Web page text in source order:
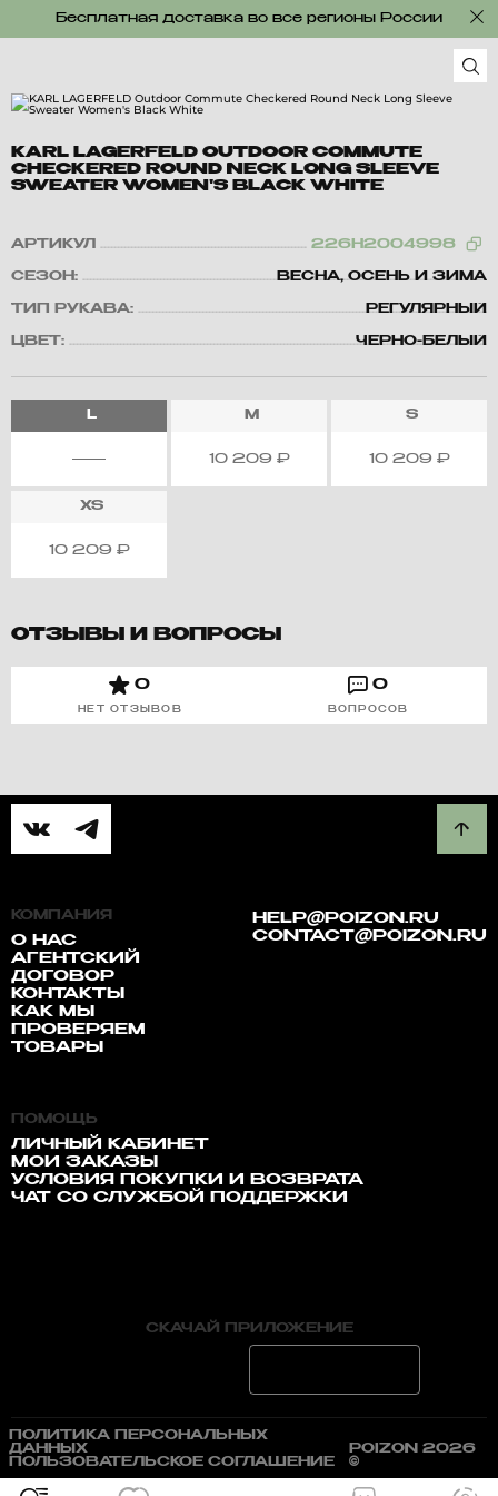
Бесплатная доставка во все регионы России
KARL LAGERFELD OUTDOOR COMMUTE
CHECKERED ROUND NECK LONG SLEEVE
SWEATER WOMEN'S BLACK WHITE
АРТИКУЛ 226H2004998
СЕЗОН: ВЕСНА, ОСЕНЬ И ЗИМА
ТИП РУКАВА: РЕГУЛЯРНЫЙ
ЦВЕТ: ЧЕРНО-БЕЛЫЙ
L M
10 209 ₽
S
10 209 ₽
XS
10 209 ₽
ОТЗЫВЫ И ВОПРОСЫ
0
НЕТ ОТЗЫВОВ
0
ВОПРОСОВ
КОМПАНИЯ
О НАС
АГЕНТСКИЙ
ДОГОВОР
КОНТАКТЫ
КАК МЫ
ПРОВЕРЯЕМ
ТОВАРЫ
HELP@POIZON.RU
CONTACT@POIZON.RU
ПОМОЩЬ
ЛИЧНЫЙ КАБИНЕТ
МОИ ЗАКАЗЫ
УСЛОВИЯ ПОКУПКИ И ВОЗВРАТА
ЧАТ СО СЛУЖБОЙ ПОДДЕРЖКИ
СКАЧАЙ ПРИЛОЖЕНИЕ
ПОЛИТИКА ПЕРСОНАЛЬНЫХ
ДАННЫХ
ПОЛЬЗОВАТЕЛЬСКОЕ СОГЛАШЕНИЕ
POIZON 2026
©